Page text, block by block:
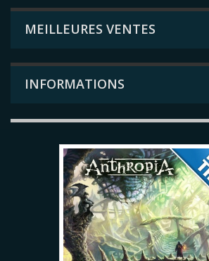
MEILLEURES VENTES
INFORMATIONS